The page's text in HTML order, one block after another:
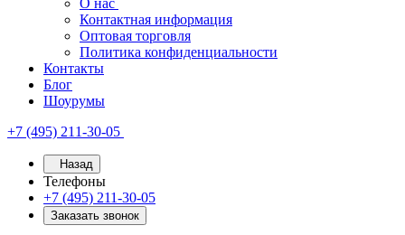
О нас
Контактная информация
Оптовая торговля
Политика конфиденциальности
Контакты
Блог
Шоурумы
+7 (495) 211-30-05
Назад
Телефоны
+7 (495) 211-30-05
Заказать звонок